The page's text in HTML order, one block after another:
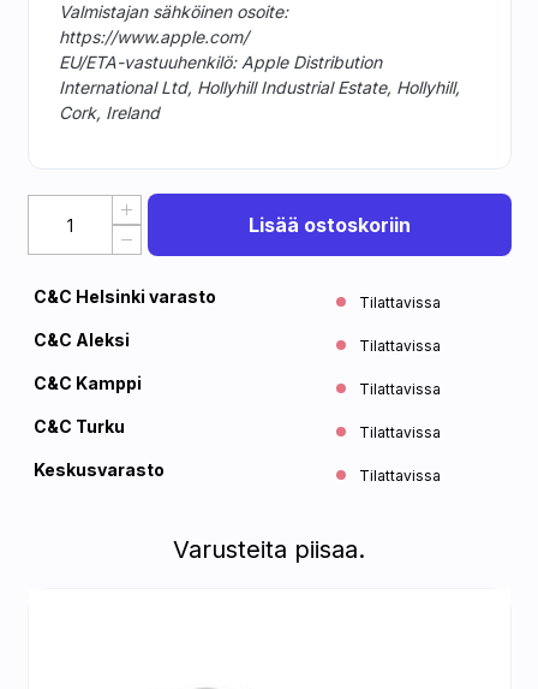
Valmistajan sähköinen osoite:
https://www.apple.com/
EU/ETA-vastuuhenkilö: Apple Distribution
International Ltd, Hollyhill Industrial Estate, Hollyhill,
Cork, Ireland
Lisää ostoskoriin
C&C Helsinki varasto Tilattavissa
C&C Aleksi Tilattavissa
C&C Kamppi Tilattavissa
C&C Turku Tilattavissa
Keskusvarasto Tilattavissa
Varusteita piisaa.